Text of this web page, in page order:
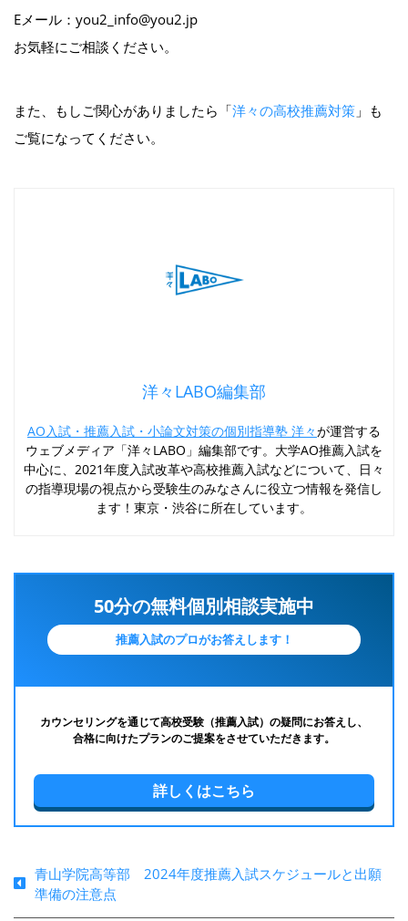
Eメール：you2_info@you2.jp
お気軽にご相談ください。
また、もしご関心がありましたら「洋々の高校推薦対策 」も
ご覧になってください。
洋々LABO編集部
AO入試・推薦入試・小論文対策の個別指導塾 洋々が運営する
ウェブメディア「洋々LABO」編集部です。大学AO推薦入試を
中心に、2021年度入試改革や高校推薦入試などについて、日々
の指導現場の視点から受験生のみなさんに役立つ情報を発信し
ます！東京・渋谷に所在しています。
50分の無料個別相談実施中
推薦入試のプロがお答えします！
カウンセリングを通じて高校受験（推薦入試）の疑問にお答えし、
合格に向けたプランのご提案をさせていただきます。
詳しくはこちら
青山学院高等部 2024年度推薦入試スケジュールと出願
準備の注意点